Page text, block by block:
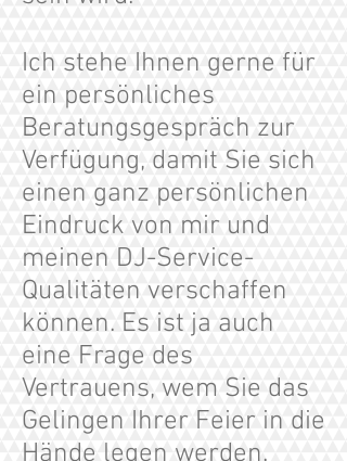
Ich stehe Ihnen gerne für
ein persönliches
Beratungsgespräch zur
Verfügung, damit Sie sich
einen ganz persönlichen
Eindruck von mir und
meinen DJ-Service-
Qualitäten verschaffen
können. Es ist ja auch
eine Frage des
Vertrauens, wem Sie das
Gelingen Ihrer Feier in die
Hände legen werden.